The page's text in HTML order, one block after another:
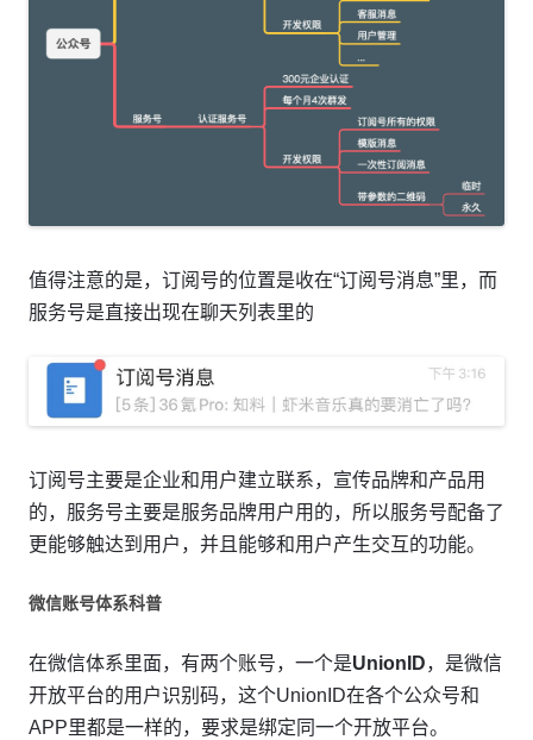
值得注意的是，订阅号的位置是收在“订阅号消息”里，而
服务号是直接出现在聊天列表里的
订阅号主要是企业和用户建立联系，宣传品牌和产品用
的，服务号主要是服务品牌用户用的，所以服务号配备了
更能够触达到用户，并且能够和用户产生交互的功能。
微信账号体系科普
在微信体系里面，有两个账号，一个是UnionID，是微信
开放平台的用户识别码，这个UnionID在各个公众号和
APP里都是一样的，要求是绑定同一个开放平台。